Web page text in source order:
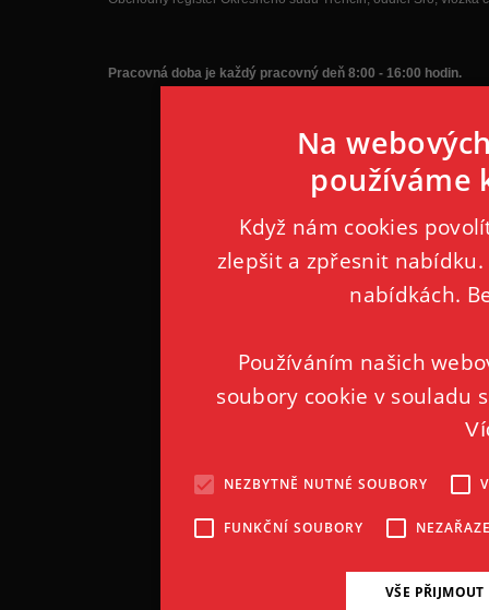
Pracovná doba je každý pracovný deň 8:00 - 16:00 hodin.
Na
používáme
Když nám cookies
zlepšit a zpřesnit
nabídkách.
Používáním našich
soubory cookie v souladu
NEZBYTNĚ NUTNÉ SOUBORY
FUNKČNÍ SOUBORY
VŠE PŘIJMOUT